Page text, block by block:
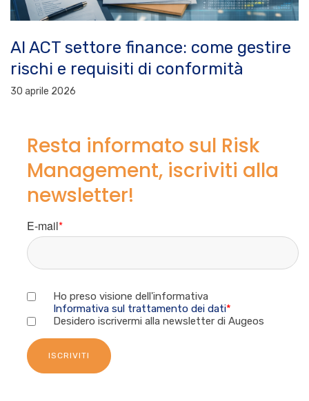
AI ACT settore finance: come gestire
rischi e requisiti di conformità
30 aprile 2026
Resta informato sul Risk
Management, iscriviti alla
newsletter!
E-mail*
Ho preso visione dell'informativa
Informativa sul trattamento dei dati*
Desidero iscrivermi alla newsletter di Augeos